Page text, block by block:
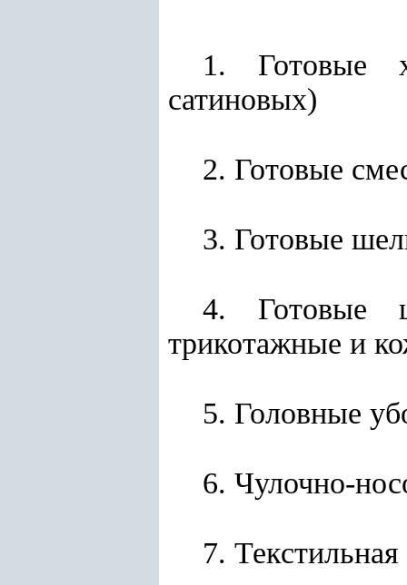
1. Готовые
сатиновых)
2. Готовые
3. Готовые
4. Готовые
трикотажные и
5. Головные
6. Чулочно-
7. Текстильная